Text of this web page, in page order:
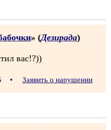
» (Дезирада)
вас!?))
• Заявить о нарушении